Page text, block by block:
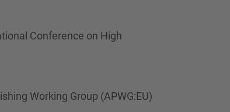
Conference on High
Working Group (APWG:EU)